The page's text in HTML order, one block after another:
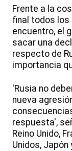
Frente a la
final todos los
encuentro, el
sacar una
respecto de
importancia
'Rusia no
nueva
respuesta',
Reino Unido,
Unidos, Japón